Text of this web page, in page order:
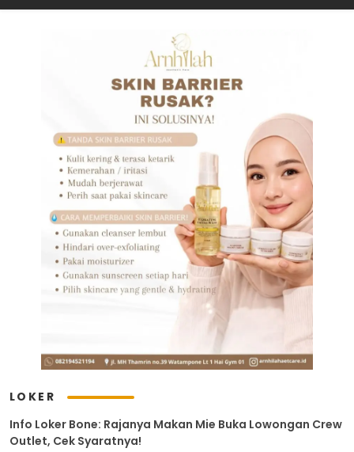
LOKER
Info Loker Bone: Rajanya Makan Mie Buka Lowongan Crew
Outlet, Cek Syaratnya!